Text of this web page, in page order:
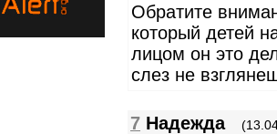
Обратите
который детей
лицом он это
слез не
7 Надежда